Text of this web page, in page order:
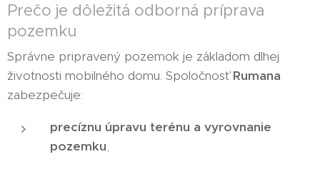
Prečo je dôležitá odborná príprava
pozemku
Správne pripravený pozemok je základom dlhej
životnosti mobilného domu. SpoločnosťRumana
zabezpečuje:
precíznu úpravu terénu a vyrovnanie
pozemku,